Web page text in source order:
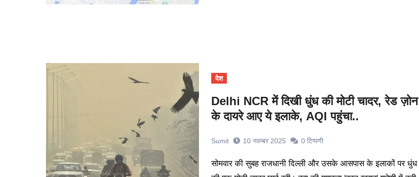
देश
Delhi NCR में दिखी धुंध की मोटी चादर, रेड ज़ोन
के दायरे आए ये इलाके, AQI पहुंचा..
Sumit 10 नवम्बर 2025 0 टिप्पणी
सोमवार की सुबह राजधानी दिल्ली और उसके आसपास के इलाकों पर धुंध